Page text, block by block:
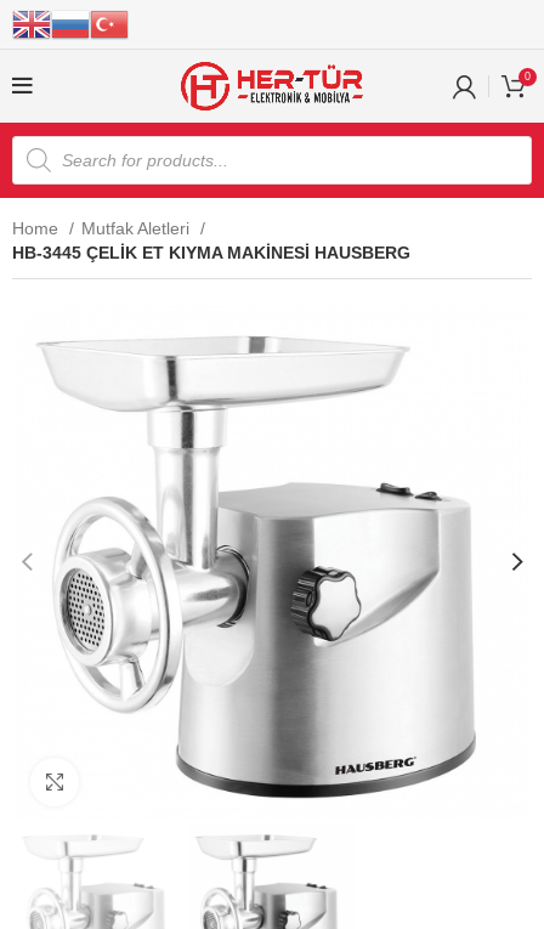
0
Home
Mutfak Aletleri
HB-3445 ÇELİK ET KIYMA MAKİNESİ HAUSBERG
Click to enlarge